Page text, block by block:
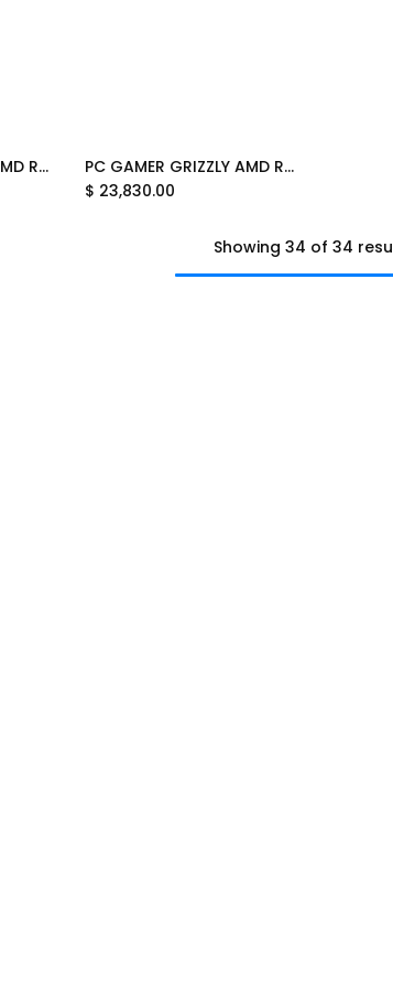
PC GAMER GRIZZLY AMD RYZEN 7 7700X 4.5GHZ RTX5060TI 32GB NV3 2TB WIFI BT PG-AMD068 12M DE GARANTIA
Add to Cart
PC GAMER GRIZZLY AMD RYZEN 7 5800X 3.8GHZ RTX4060 32GB M.2 2TB WIFI BT PG-AMD064 12M DE GARANTIA
$ 23,830.00
Showing 34 of 34